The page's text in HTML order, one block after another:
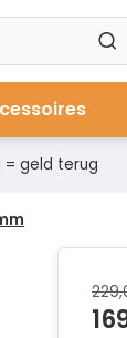
= geld terug